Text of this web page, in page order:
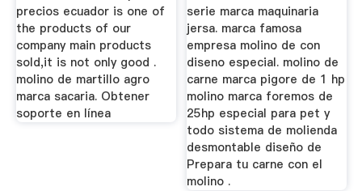
precios ecuador is one of
the products of our
company main products
sold,it is not only good .
molino de martillo agro
marca sacaria. Obtener
soporte en línea
serie marca maquinaria
jersa. marca famosa
empresa molino de con
diseno especial. molino de
carne marca pigore de 1 hp
molino marca foremos de
25hp especial para pet y
todo sistema de molienda
desmontable diseño de
Prepara tu carne con el
molino .